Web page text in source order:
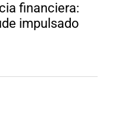
financiera:
impulsado